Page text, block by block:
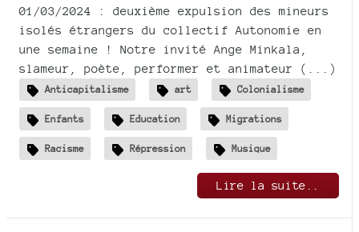
01/03/2024 : deuxième expulsion des mineurs
isolés étrangers du collectif Autonomie en
une semaine ! Notre invité Ange Minkala,
slameur, poète, performer et animateur (...)
Anticapitalisme art Colonialisme
Enfants Education Migrations
Racisme Répression Musique
Lire la suite..